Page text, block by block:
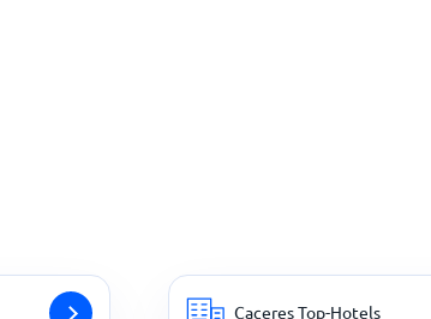
Caceres Top-Hotels